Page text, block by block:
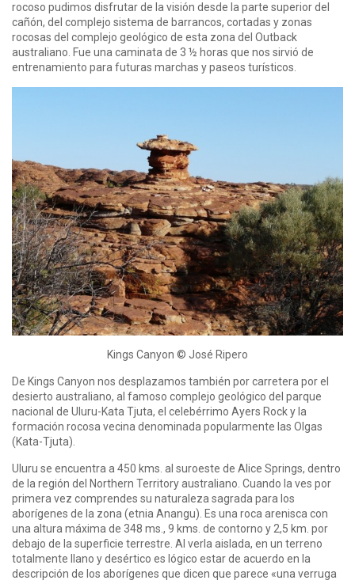
rocoso pudimos disfrutar de la visión desde la parte superior del
cañón, del complejo sistema de barrancos, cortadas y zonas
rocosas del complejo geológico de esta zona del Outback
australiano. Fue una caminata de 3 ½ horas que nos sirvió de
entrenamiento para futuras marchas y paseos turísticos.
Kings Canyon © José Ripero
De Kings Canyon nos desplazamos también por carretera por el
desierto australiano, al famoso complejo geológico del parque
nacional de Uluru-Kata Tjuta, el celebérrimo Ayers Rock y la
formación rocosa vecina denominada popularmente las Olgas
(Kata-Tjuta).
Uluru se encuentra a 450 kms. al suroeste de Alice Springs, dentro
de la región del Northern Territory australiano. Cuando la ves por
primera vez comprendes su naturaleza sagrada para los
aborígenes de la zona (etnia Anangu). Es una roca arenisca con
una altura máxima de 348 ms., 9 kms. de contorno y 2,5 km. por
debajo de la superficie terrestre. Al verla aislada, en un terreno
totalmente llano y desértico es lógico estar de acuerdo en la
descripción de los aborígenes que dicen que parece «una verruga